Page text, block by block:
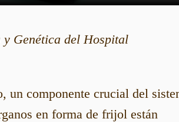
Genética del Hospital
un componente crucial del
en forma de frijol están